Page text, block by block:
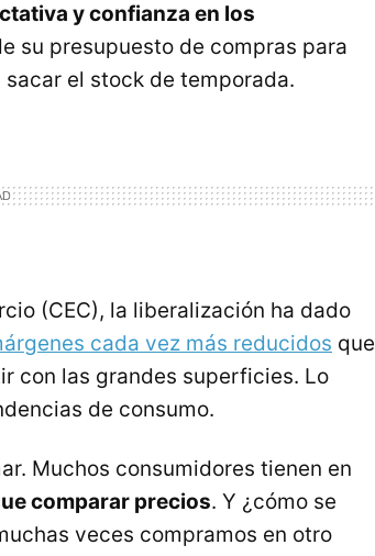
y confianza en los
su presupuesto de compras para
el stock de temporada.
(CEC), la liberalización ha dado
cada vez más reducidos que
con las grandes superficies. Lo
de consumo.
Muchos consumidores tienen en
comparar precios. Y ¿cómo se
veces compramos en otro